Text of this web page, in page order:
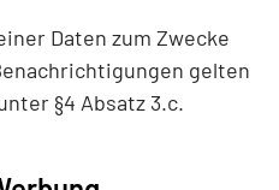
Daten zum Zwecke
gelten
§4 Absatz 3.c.